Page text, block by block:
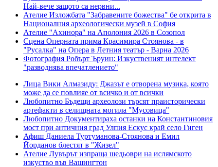
Най-вече защото са нервни...
Ателие Изложбата "Забравените божества" бе открита в
Националния археологически музей в София
Ателие "Ахинора" на Аполония 2026 в Созопол
Сцена Оперната прима Красимира Стоянова - в
"Русалка" на Опера в Летния театър - Варна 2026
Фотография Робърт Ъруин: Изкуственият интелект
"разводнява впечатлението"
Лица Вики Алмазиду: Джазът е отворена музика, която
може да се повлияе от всичко и от всички
Любопитно Бъдещи археолози търсят праисторически
артефакти в селищната могила "Мусовица"
Любопитно Документираха останки на Константиновия
мост при античния град Улпия Ескус край село Гиген
Афиш Даниела Туртуманова-Стоянова и Емил
Йорданов блестят в "Жизел"
Ателие Лувърът изпраща шедьоври на ислямското
изкуство във Вашингтон